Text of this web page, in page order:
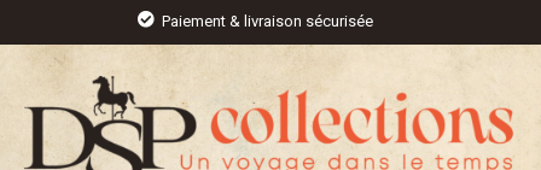
contenu
Paiement & livraison sécurisée